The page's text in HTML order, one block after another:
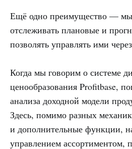
Ещё одно преимущество —
отслеживать плановые и
позволять управлять ими
Когда мы говорим о системе
ценообразования Profitbase,
анализа доходной модели
Здесь, помимо разных
и дополнительные функции,
управлением ассортиментом,